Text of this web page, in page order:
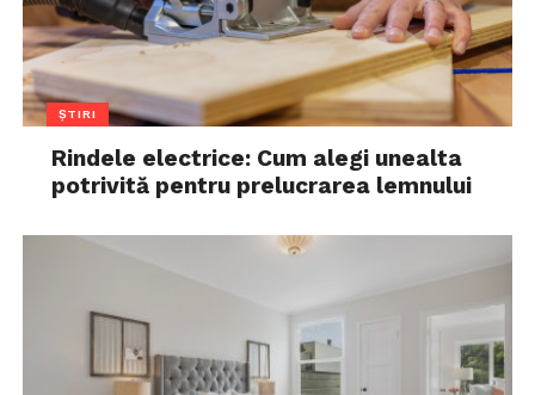
ȘTIRI
Rindele electrice: Cum alegi unealta
potrivită pentru prelucrarea lemnului